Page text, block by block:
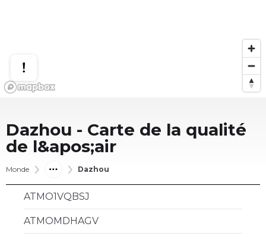
Dazhou - Carte de la qualité
de l&apos;air
Monde Dazhou
ATMO1VQBSJ
ATMOMDHAGV